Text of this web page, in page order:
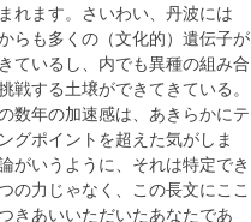
れます。さいわい、丹波には
らも多くの（文化的）遺伝子が
ているし、内でも異種の組み合
戦する土壌ができてきている。
数年の加速感は、あきらかにテ
グポイントを超えた気がしま
がいうように、それは特定でき
の力じゃなく、この長文にここ
きあいいただいたあなたであ